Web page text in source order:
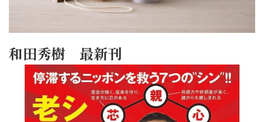
和田秀樹 最新刊